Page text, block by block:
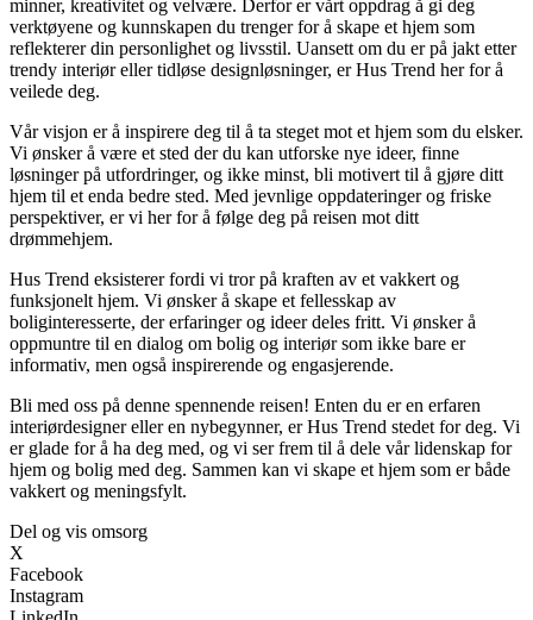
minner, kreativitet og velvære. Derfor er vårt oppdrag å gi deg
verktøyene og kunnskapen du trenger for å skape et hjem som
reflekterer din personlighet og livsstil. Uansett om du er på jakt etter
trendy interiør eller tidløse designløsninger, er Hus Trend her for å
veilede deg.
Vår visjon er å inspirere deg til å ta steget mot et hjem som du elsker.
Vi ønsker å være et sted der du kan utforske nye ideer, finne
løsninger på utfordringer, og ikke minst, bli motivert til å gjøre ditt
hjem til et enda bedre sted. Med jevnlige oppdateringer og friske
perspektiver, er vi her for å følge deg på reisen mot ditt
drømmehjem.
Hus Trend eksisterer fordi vi tror på kraften av et vakkert og
funksjonelt hjem. Vi ønsker å skape et fellesskap av
boliginteresserte, der erfaringer og ideer deles fritt. Vi ønsker å
oppmuntre til en dialog om bolig og interiør som ikke bare er
informativ, men også inspirerende og engasjerende.
Bli med oss på denne spennende reisen! Enten du er en erfaren
interiørdesigner eller en nybegynner, er Hus Trend stedet for deg. Vi
er glade for å ha deg med, og vi ser frem til å dele vår lidenskap for
hjem og bolig med deg. Sammen kan vi skape et hjem som er både
vakkert og meningsfylt.
Del og vis omsorg
X
Facebook
Instagram